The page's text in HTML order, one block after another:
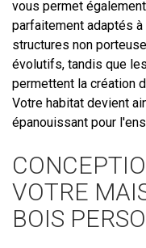
vous permet
parfaitement adaptés
structures non
évolutifs, tandis que
permettent la création
Votre habitat devient
épanouissant pour
VOTRE
BOIS